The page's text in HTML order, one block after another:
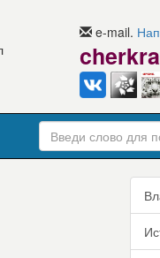
e-mail.